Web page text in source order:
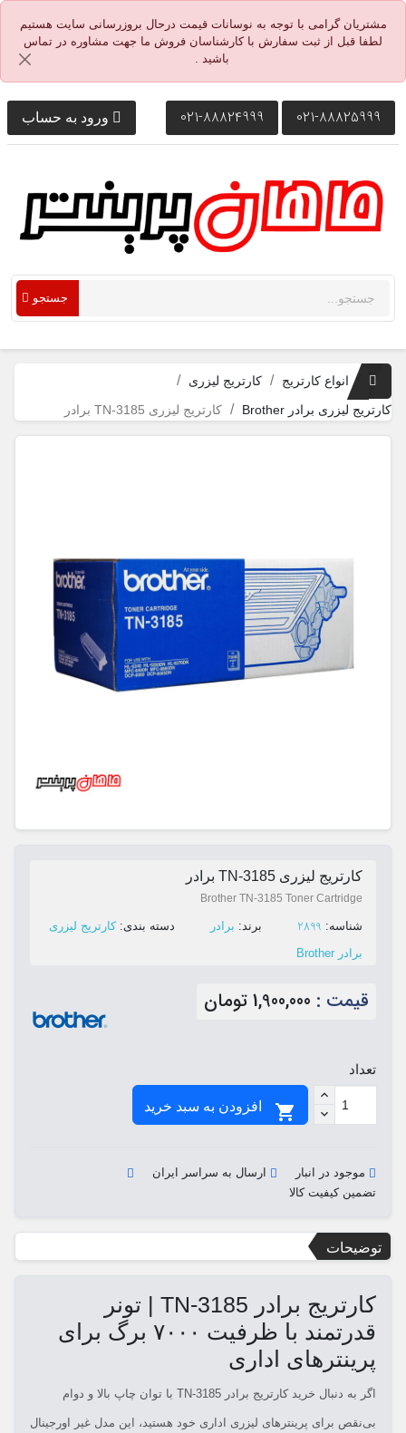
مشتریان گرامی با توجه به نوسانات قیمت درحال بروزرسانی سایت هستیم
لطفا قبل از ثبت سفارش با کارشناسان فروش ما جهت مشاوره در تماس
باشید .
021-88825999
021-88824999 ورود به حساب
جستجو
انواع کارتریج
کارتریج لیزری
کارتریج لیزری برادر Brother
کارتریج لیزری TN-3185 برادر
کارتریج لیزری TN-3185 برادر
Brother TN-3185 Toner Cartridge
ﺷﻨﺎﺳﻪ: 2899 ﺑﺮﻧﺪ: برادر ﺩﺳﺘﻪ ﺑﻨﺪی: کارتریج لیزری
برادر Brother
قیمت : 1,900,000 تومان
تعداد

موجود در انبار
ارسال به سراسر ایران
تضمین کیفیت کالا
توضیحات
کارتریج برادر TN-3185 | تونر
قدرتمند با ظرفیت ۷۰۰۰ برگ برای
پرینترهای اداری
اگر به دنبال خرید کارتریج برادر TN-3185 با توان چاپ بالا و دوام
بی‌نقص برای پرینترهای لیزری اداری خود هستید، این مدل غیر اورجینال